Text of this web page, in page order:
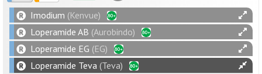
Imodium (Kenvue)
Loperamide AB (Aurobindo)
Loperamide EG (EG)
Loperamide Teva (Teva)